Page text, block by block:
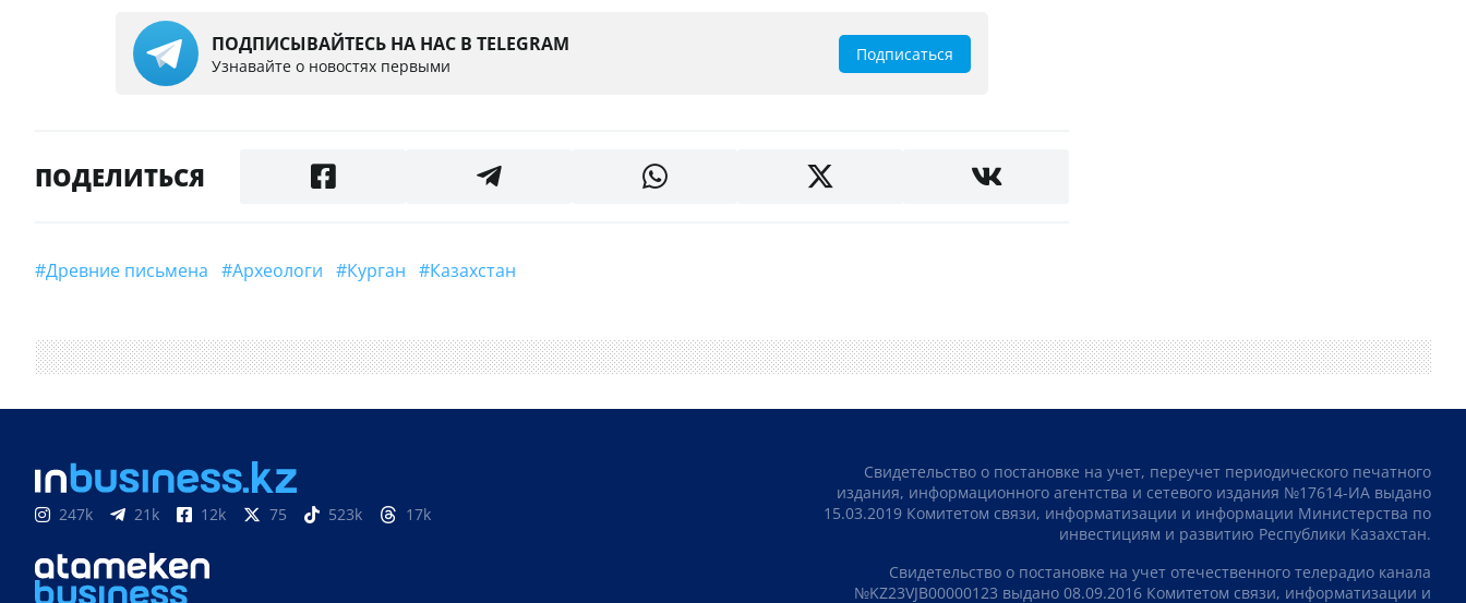
ПОДПИСЫВАЙТЕСЬ НА НАС В TELEGRAM
Узнавайте о новостях первыми
Подписаться
ПОДЕЛИТЬСЯ
#Древние письмена #археологи #Курган #Казахстан
247k 21k 12k 75 523k 17k
Свидетельство о постановке на учет, переучет периодического печатного
издания, информационного агентства и сетевого издания №17614-ИА выдано
15.03.2019 Комитетом связи, информатизации и информации Министерства по
инвестициям и развитию Республики Казахстан.
Свидетельство о постановке на учет отечественного телерадио канала
№KZ23VJB00000123 выдано 08.09.2016 Комитетом связи, информатизации и